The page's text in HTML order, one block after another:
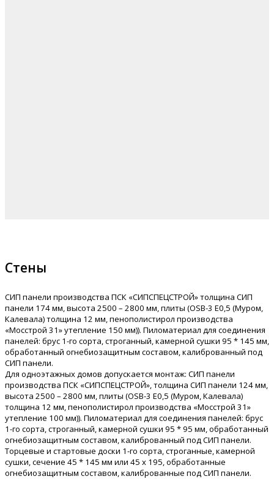
Стены
СИП панели производства ПСК «СИПСПЕЦСТРОЙ» толщина СИП
панели 174 мм, высота 2500 – 2800 мм, плиты (OSB-3 Е0,5 (Муром,
Калевала) толщина 12 мм, пенополистирол производства
«Мосстрой 31» утепление 150 мм)). Пиломатериал для соединения
панелей: брус 1-го сорта, строганный, камерной сушки 95 * 145 мм,
обработанный огнебиозащитным составом, калиброванный под
СИП панели.
Для одноэтажных домов допускается монтаж: СИП панели
производства ПСК «СИПСПЕЦСТРОЙ», толщина СИП панели 124 мм,
высота 2500 – 2800 мм, плиты (OSB-3 Е0,5 (Муром, Калевала)
толщина 12 мм, пенополистирол производства «Мосстрой 31»
утепление 100 мм)). Пиломатериал для соединения панелей: брус
1-го сорта, строганный, камерной сушки 95 * 95 мм, обработанный
огнебиозащитным составом, калиброванный под СИП панели.
Торцевые и стартовые доски 1-го сорта, строганные, камерной
сушки, сечение 45 * 145 мм или 45 х 195, обработанные
огнебиозащитным составом, калиброванные под СИП панели.